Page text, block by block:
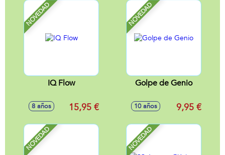
NOVEDAD
IQ Flow
8 años 15,95 €
NOVEDAD
Golpe de Genio
10 años 9,95 €
NOVEDAD NOVEDAD